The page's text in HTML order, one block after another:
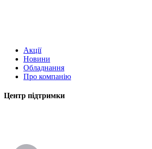
Акції
Новини
Обладнання
Про компанію
Центр підтримки